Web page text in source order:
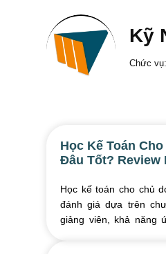
Kỹ
Chức
Học Kế Toán
Đâu Tốt? Review
Học kế toán cho chủ
đánh giá dựa trên
giảng viên, khả năng